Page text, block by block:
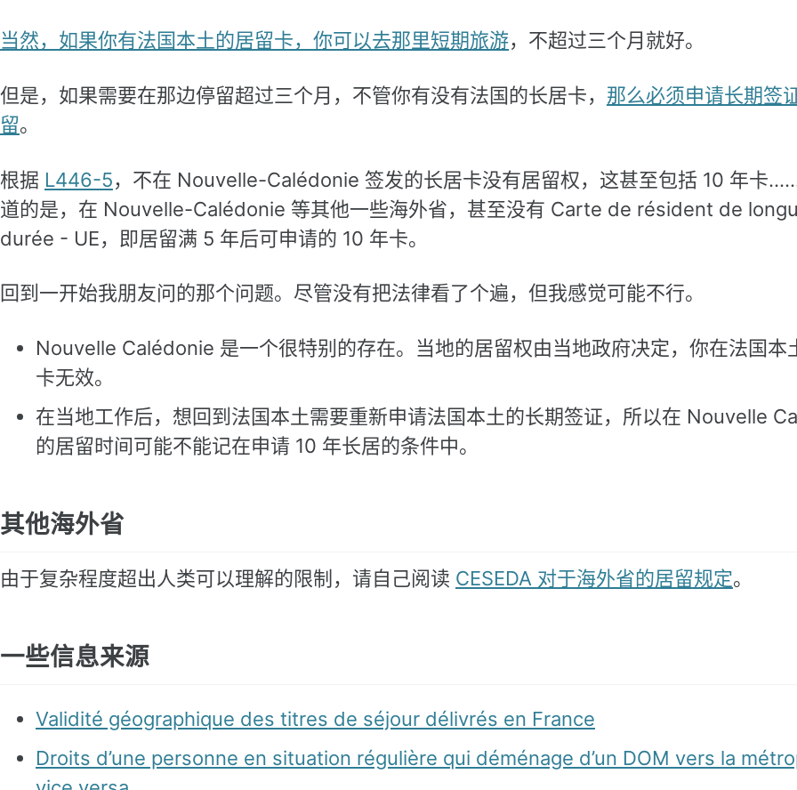
当然，如果你有法国本土的居留卡，你可以去那里短期旅游，不超过三个月就好。
但是，如果需要在那边停留超过三个月，不管你有没有法国的长居卡， 那么必须申请长期签
留。
根据 L446-5，不在 Nouvelle-Calédonie 签发的长居卡没有居留权，这甚至包括 10 年卡
道的是，在 Nouvelle-Calédonie 等其他一些海外省，甚至没有 Carte de résident de
durée - UE，即居留满 5 年后可申请的 10 年卡。
回到一开始我朋友问的那个问题。尽管没有把法律看了个遍，但我感觉可能不行。
Nouvelle Calédonie 是一个很特别的存在。当地的居留权由当地政府决定，你在法国本
卡无效。
在当地工作后，想回到法国本土需要重新申请法国本土的长期签证，所以在 Nouvelle
的居留时间可能不能记在申请 10 年长居的条件中。
其他海外省
由于复杂程度超出人类可以理解的限制，请自己阅读 CESEDA 对于海外省的居留规定。
一些信息来源
Validité géographique des titres de séjour délivrés en France
Droits d’une personne en situation régulière qui déménage d’un DOM vers la